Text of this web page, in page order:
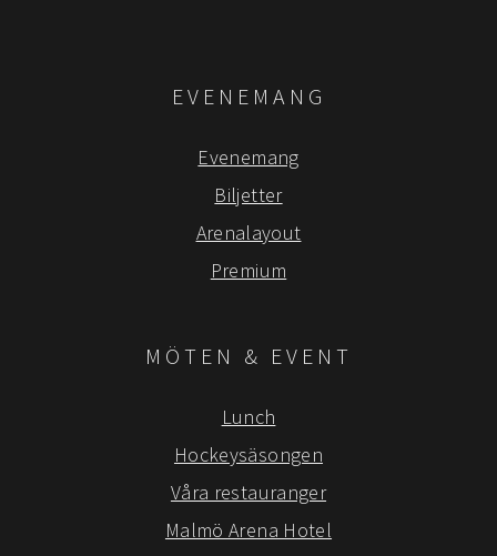
EVENEMANG
Evenemang
Biljetter
Arenalayout
Premium
MÖTEN & EVENT
Lunch
Hockeysäsongen
Våra restauranger
Malmö Arena Hotel